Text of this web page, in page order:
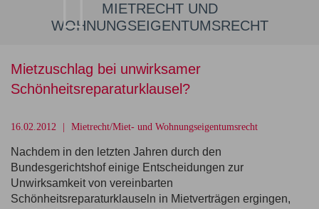
MIETRECHT UND
WOHNUNGSEIGENTUMSRECHT
Mietzuschlag bei unwirksamer
Schönheitsreparaturklausel?
16.02.2012 Mietrecht/Miet- und Wohnungseigentumsrecht
Nachdem in den letzten Jahren durch den
Bundesgerichtshof einige Entscheidungen zur
Unwirksamkeit von vereinbarten
Schönheitsreparaturklauseln in Mietverträgen ergingen,